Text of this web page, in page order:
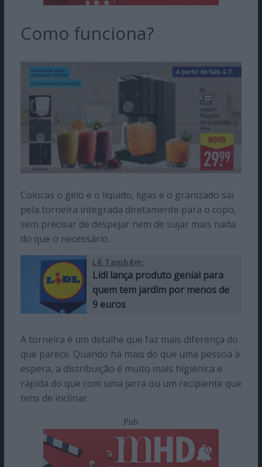
Como funciona?
Colocas o gelo e o líquido, ligas e o granizado sai
pela torneira integrada diretamente para o copo,
sem precisar de despejar nem de sujar mais nada
do que o necessário.
Lê Também:
Lidl lança produto genial para
quem tem jardim por menos de
9 euros
A torneira é um detalhe que faz mais diferença do
que parece. Quando há mais do que uma pessoa à
espera, a distribuição é muito mais higiénica e
rápida do que com uma jarra ou um recipiente que
tens de inclinar.
Pub